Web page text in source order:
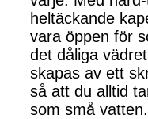
heltäckande
vara öppen för
det dåliga
skapas av ett
så att du alltid
som små vatten.